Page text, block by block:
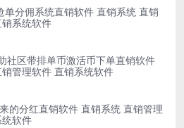
单分佣系统直销软件 直销系统 直销
系统软件
社区带排单币激活币下单直销软件
管理软件 直销系统软件
的分红直销软件 直销系统 直销管理
软件